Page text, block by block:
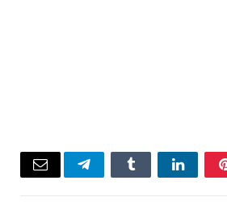
Pinterest
LinkedIn
Tumblr
Telegram
Email